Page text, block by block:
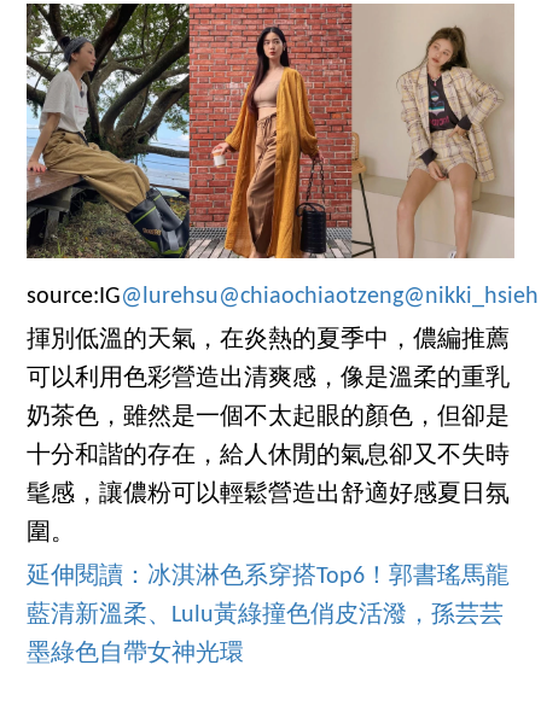
source:IG@lurehsu@chiaochiaotzeng@nikki_hsieh
揮別低溫的天氣，在炎熱的夏季中，儂編推薦
可以利用色彩營造出清爽感，像是溫柔的重乳
奶茶色，雖然是一個不太起眼的顏色，但卻是
十分和諧的存在，給人休閒的氣息卻又不失時
髦感，讓儂粉可以輕鬆營造出舒適好感夏日氛
圍。
延伸閱讀：冰淇淋色系穿搭Top6！郭書瑤馬龍
藍清新溫柔、Lulu黃綠撞色俏皮活潑，孫芸芸
墨綠色自帶女神光環